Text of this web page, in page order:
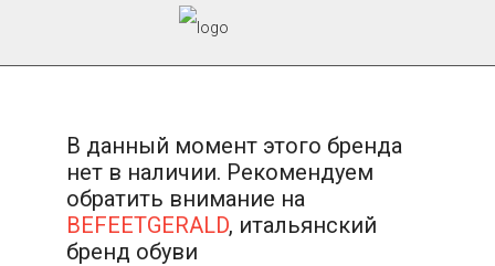
В данный момент этого бренда
нет в наличии. Рекомендуем
обратить внимание на
BEFEETGERALD, итальянский
бренд обуви